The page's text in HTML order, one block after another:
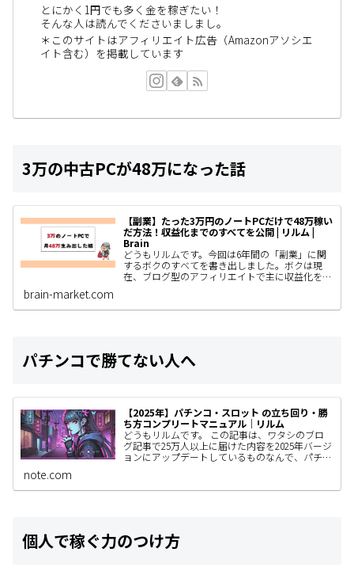
とにかく1円でも多く金を稼ぎたい！
そんな人は読んでくださいましまし。
＊このサイトはアフィリエイト広告（Amazonアソシエ
イト含む）を掲載しています
3万の中古PCが48万になった話
【副業】たった3万円のノートPCだけで48万稼い
だ方法！収益化までのすべてを公開 | リルム |
Brain
どうもリルムです。今回は6年間の「副業」に関
するボクのすべてを書き出しました。ボクは現
在、ブログ型のアフィリエイトで主に収益化をし
brain-market.com
パチンコで勝てない人へ
【2025年】パチンコ・スロット の立ち回り・勝
ち方コンプリートマニュアル｜リルム
どうもリルムです。 この記事は、ワタシのブロ
グ記事で25万人以上に届けた内容を2025年バージ
ョンにアップデートしているものなんで、パチン
note.com
個人で稼ぐ力のつけ方